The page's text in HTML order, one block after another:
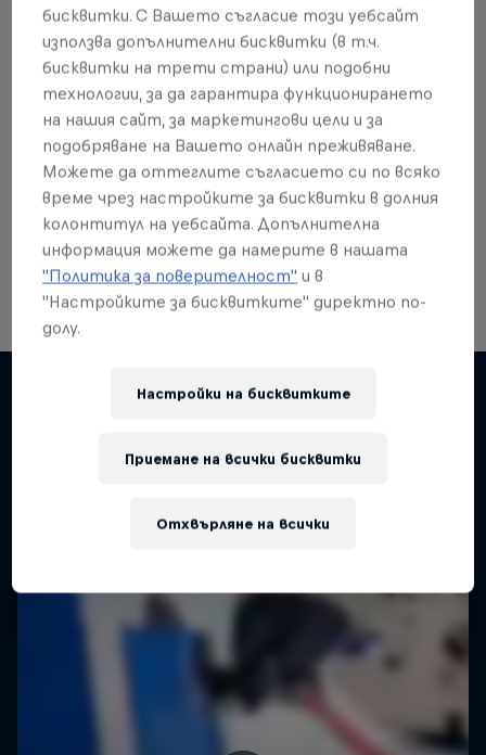
Още от това?
Skateboarding
Welcome to the Red Bull Skateboarding hub, your
бисквитки. С Вашето съгласие този уебсайт
използва допълнителни бисквитки (в т.ч.
бисквитки на трети страни) или подобни
технологии, за да гарантира функционирането
на нашия сайт, за маркетингови цели и за
подобряване на Вашето онлайн преживяване.
Можете да оттеглите съгласието си по всяко
време чрез настройките за бисквитки в долния
колонтитул на уебсайта. Допълнителна
информация можете да намерите в нашата
"Политика за поверителност" и в
"Настройките за бисквитките" директно по-
долу.
Настройки на бисквитките
Отхвърляне на всички
Приемане на всички бисквитки